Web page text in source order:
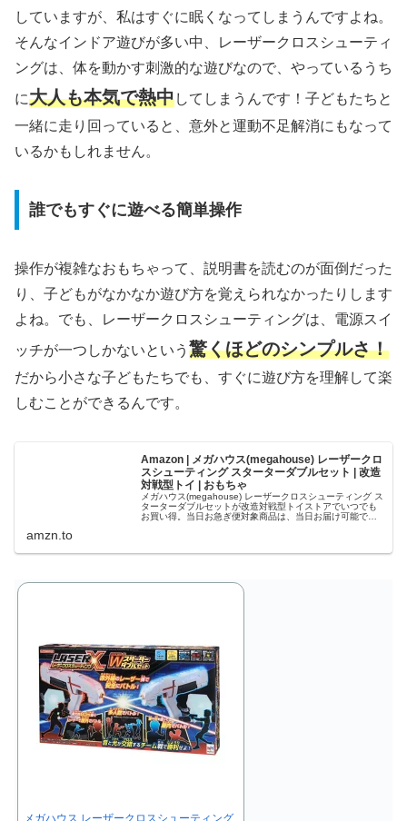
していますが、私はすぐに眠くなってしまうんですよね。
そんなインドア遊びが多い中、レーザークロスシューティ
ングは、体を動かす刺激的な遊びなので、やっているうち
に大人も本気で熱中してしまうんです！子どもたちと
一緒に走り回っていると、意外と運動不足解消にもなって
いるかもしれません。
誰でもすぐに遊べる簡単操作
操作が複雑なおもちゃって、説明書を読むのが面倒だった
り、子どもがなかなか遊び方を覚えられなかったりします
よね。でも、レーザークロスシューティングは、電源スイ
ッチが一つしかないという 驚くほどのシンプルさ！
だから小さな子どもたちでも、すぐに遊び方を理解して楽
しむことができるんです。
Amazon | メガハウス(megahouse) レーザークロ
スシューティング スターターダブルセット | 改造
対戦型トイ | おもちゃ
メガハウス(megahouse) レーザークロスシューティング ス
ターターダブルセットが改造対戦型トイストアでいつでも
お買い得。当日お急ぎ便対象商品は、当日お届け可能で
amzn.to
メガハウス レーザークロスシューティング